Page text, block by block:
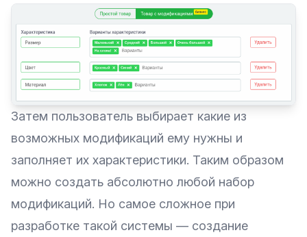
Затем пользователь выбирает какие из
возможных модификаций ему нужны и
заполняет их характеристики. Таким образом
можно создать абсолютно любой набор
модификаций. Но самое сложное при
разработке такой системы — создание